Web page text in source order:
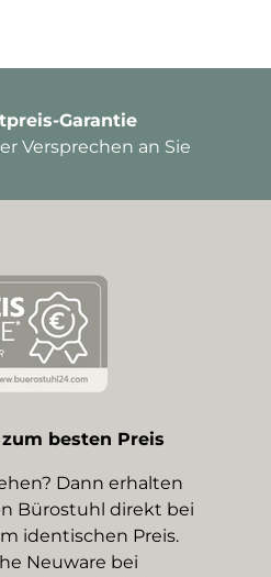
Garantie
Versprechen an Sie
besten Preis
Dann erhalten
Bürostuhl direkt bei
identischen Preis.
Neuware bei